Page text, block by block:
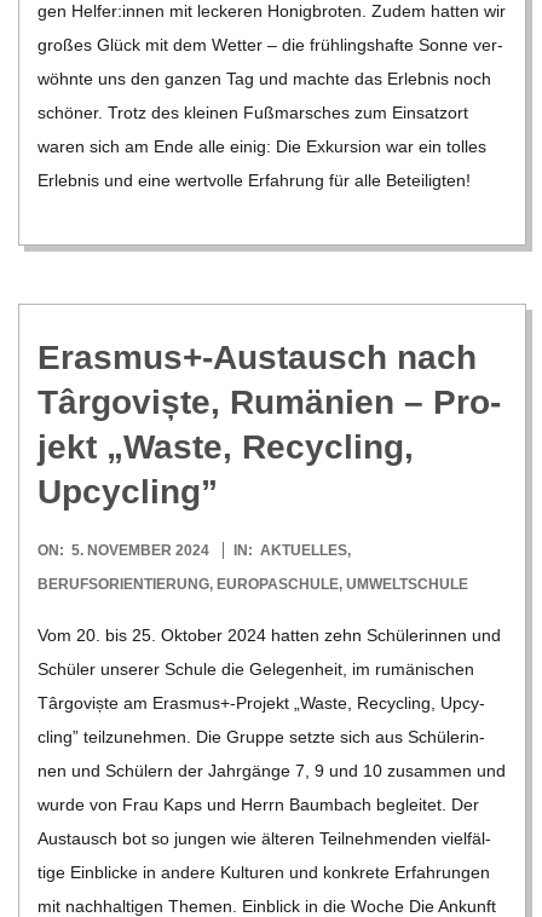
gen Helfer:innen mit lecke­ren Honig­bro­ten. Zudem hat­ten wir
gro­ßes Glück mit dem Wet­ter – die früh­lings­hafte Sonne ver­
wöhnte uns den gan­zen Tag und machte das Erleb­nis noch
schö­ner. Trotz des klei­nen Fuß­mar­sches zum Ein­satz­ort
waren sich am Ende alle einig: Die Exkur­sion war ein tol­les
Erleb­nis und eine wert­volle Erfah­rung für alle Betei­lig­ten!
Erasmus+-Austausch nach
Târ­go­viște, Rumä­nien – Pro­
jekt „Waste, Recy­cling,
Upcycling”
2024-
11-
ON: 5. NOVEMBER 2024 IN: AKTUELLES,
BERUFSORIENTIERUNG, EUROPASCHULE, UMWELTSCHULE
Vom 20. bis 25. Okto­ber 2024 hat­ten zehn Schü­le­rin­nen und
Schü­ler unse­rer Schule die Gele­gen­heit, im rumä­ni­schen
Târ­go­viște am Erasmus+-Projekt „Waste, Recy­cling, Upcy­
cling” teil­zu­neh­men. Die Gruppe setzte sich aus Schü­le­rin­
nen und Schü­lern der Jahr­gänge 7, 9 und 10 zusam­men und
wurde von Frau Kaps und Herrn Baum­bach beglei­tet. Der
Aus­tausch bot so jun­gen wie älte­ren Teil­neh­men­den viel­fäl­
tige Ein­bli­cke in andere Kul­tu­ren und kon­krete Erfah­run­gen
mit nach­hal­ti­gen The­men. Ein­blick in die Woche Die Ankunft